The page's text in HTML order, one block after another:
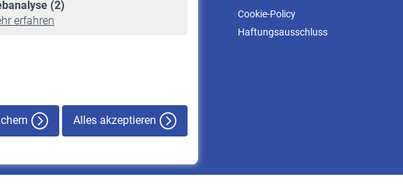
(2)
erfahren
Alles akzeptieren
Cookie-Policy
Haftungsausschluss